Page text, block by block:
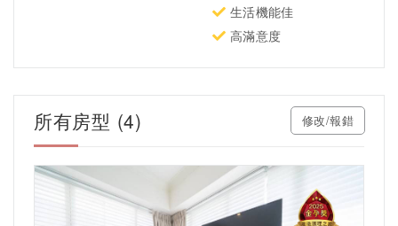
生活機能佳
高滿意度
所有房型 (4) 修改/報錯